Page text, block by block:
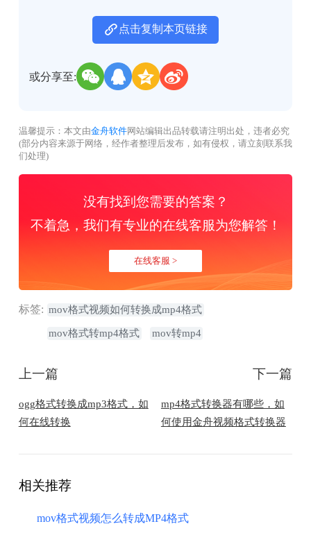
点击复制本页链接
或分享至:
温馨提示：本文由金舟软件网站编辑出品转载请注明出处，违者必究
(部分内容来源于网络，经作者整理后发布，如有侵权，请立刻联系我
们处理)
没有找到您需要的答案？
不着急，我们有专业的在线客服为您解答！
在线客服 >
标签: mov格式视频如何转换成mp4格式
mov格式转mp4格式 mov转mp4
上一篇
ogg格式转换成mp3格式，如
何在线转换
下一篇
mp4格式转换器有哪些，如
何使用金舟视频格式转换器
相关推荐
mov格式视频怎么转成MP4格式